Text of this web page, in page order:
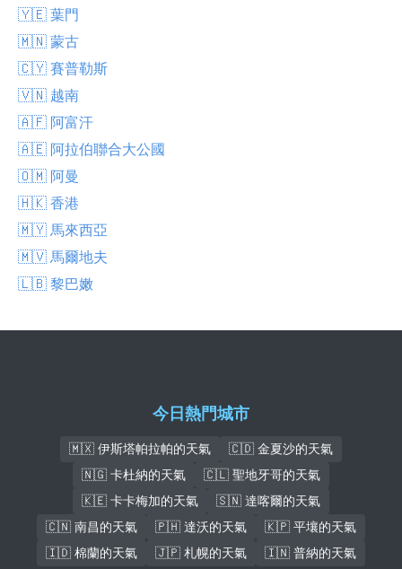
🇾🇪 葉門
🇲🇳 蒙古
🇨🇾 賽普勒斯
🇻🇳 越南
🇦🇫 阿富汗
🇦🇪 阿拉伯聯合大公國
🇴🇲 阿曼
🇭🇰 香港
🇲🇾 馬來西亞
🇲🇻 馬爾地夫
🇱🇧 黎巴嫩
今日熱門城市
🇲🇽 伊斯塔帕拉帕的天氣
🇨🇩 金夏沙的天氣
🇳🇬 卡杜納的天氣
🇨🇱 聖地牙哥的天氣
🇰🇪 卡卡梅加的天氣
🇸🇳 達喀爾的天氣
🇨🇳 南昌的天氣
🇵🇭 達沃的天氣
🇰🇵 平壤的天氣
🇮🇩 棉蘭的天氣
🇯🇵 札幌的天氣 🇮🇳 普納的天氣